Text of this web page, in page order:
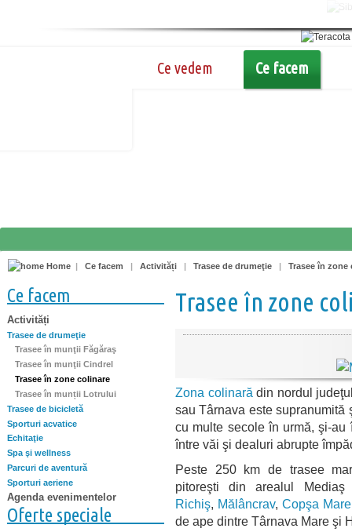
Ce vedem Ce facem
Home | Ce facem | Activități | Trasee de drumeţie | Trasee în zone
Ce facem
Activități
Trasee de drumeţie
Trasee în munţii Făgăraş
Trasee în munţii Cindrel
Trasee în zone colinare
Trasee în munții Lotrului
Trasee de bicicletă
Sporturi acvatice
Echitaţie
Spa şi wellness
Parcuri de aventură
Sporturi aeriene
Agenda evenimentelor
Oferte speciale
Trasee în zone
Zona colinară din nordul
sau Târnava este supranumită
cu multe secole în urmă, şi-
între văi şi dealuri abrupte
Peste 250 km de trasee
pitoreşti din arealul Mediaş
Richiş, Mălâncrav,Copşa Mare
de ape dintre Târnava Mare şi